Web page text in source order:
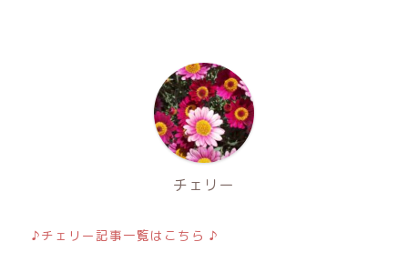
チェリー
♪チェリー記事一覧はこちら ♪